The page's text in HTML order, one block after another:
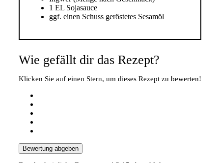
1 EL Sojasauce
ggf. einen Schuss geröstetes Sesamöl
Wie gefällt dir das Rezept?
Klicken Sie auf einen Stern, um dieses Rezept zu bewerten!
Bewertung abgeben